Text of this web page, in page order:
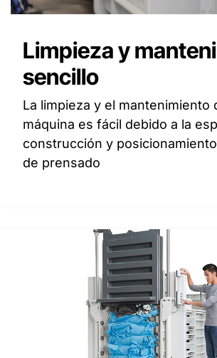
Limpieza y
sencillo
La limpieza y el mantenimiento
máquina es fácil debido a la
construcción y
de prensado